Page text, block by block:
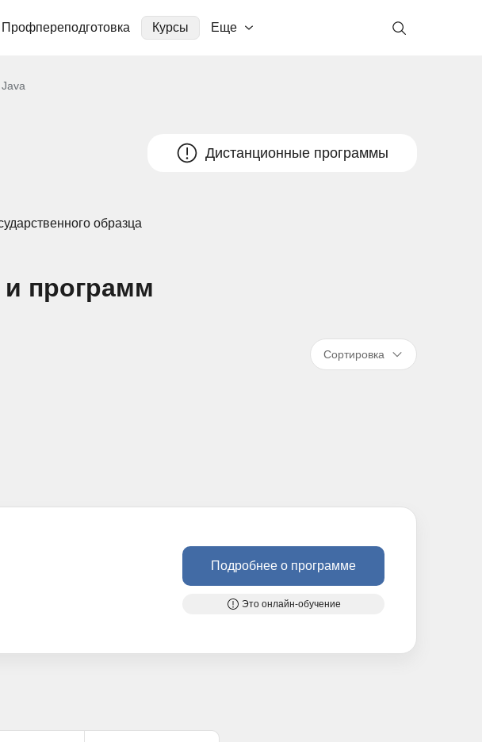
Профпереподготовка Курсы Еще
Дистанционные программы
образца
программ
Сортировка
Подробнее о программе
Это онлайн-обучение